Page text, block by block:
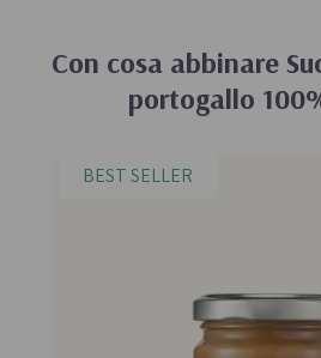
Con cosa abbinare
portogallo
BEST SELLER